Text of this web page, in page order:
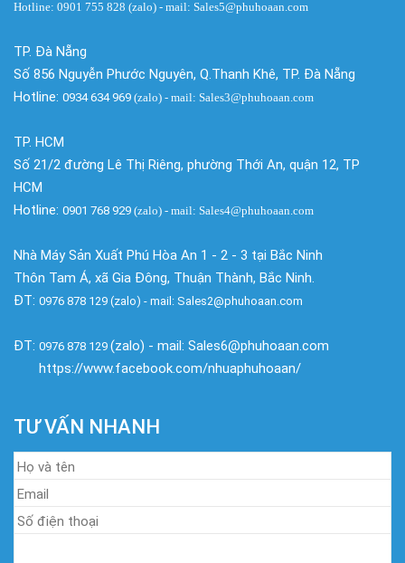
Hotline: 0901 755 828 (zalo) - mail: Sales5@phuhoaan.com
TP. Đà Nẵng
Số 856 Nguyễn Phước Nguyên, Q.Thanh Khê, TP. Đà Nẵng
Hotline: 0934 634 969 (zalo) - mail: Sales3@phuhoaan.com
TP. HCM
Số 21/2 đường Lê Thị Riêng, phường Thới An, quận 12, TP
HCM
Hotline: 0901 768 929 (zalo) - mail: Sales4@phuhoaan.com
Nhà Máy Sản Xuất Phú Hòa An 1 - 2 - 3 tại Bắc Ninh
Thôn Tam Á, xã Gia Đông, Thuận Thành, Bắc Ninh.
ĐT: 0976 878 129 (zalo) - mail: Sales2@phuhoaan.com
ĐT: 0976 878 129 (zalo) - mail: Sales6@phuhoaan.com
https://www.facebook.com/nhuaphuhoaan/
TƯ VẤN NHANH